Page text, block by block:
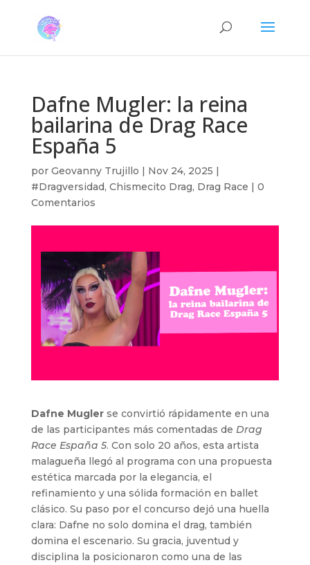
Dafne Mugler: la reina
bailarina de Drag Race
España 5
por Geovanny Trujillo | Nov 24, 2025 |
#Dragversidad, Chismecito Drag, Drag Race | 0
Comentarios
Dafne Muglerse convirtió rápidamente en una
de las participantes más comentadas de Drag
Race España 5. Con solo 20 años, esta artista
malagueña llegó al programa con una propuesta
estética marcada por la elegancia, el
refinamiento y una sólida formación en ballet
clásico. Su paso por el concurso dejó una huella
clara: Dafne no solo domina el drag, también
domina el escenario. Su gracia, juventud y
disciplina la posicionaron como una de las